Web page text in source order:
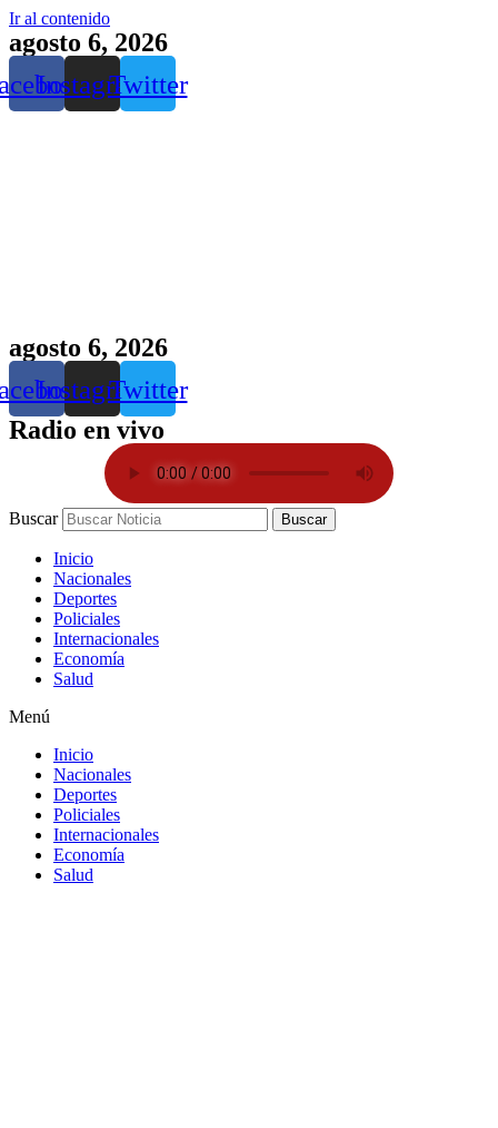
Ir al contenido
agosto 6, 2026
InstagramTwitter
agosto 6, 2026
InstagramTwitter
Radio en vivo
Buscar Buscar
Inicio
Nacionales
Deportes
Policiales
Internacionales
Economía
Salud
Menú
Inicio
Nacionales
Deportes
Policiales
Internacionales
Economía
Salud